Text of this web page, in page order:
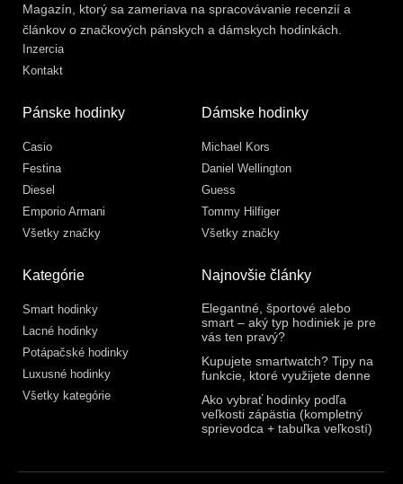
Magazín, ktorý sa zameriava na spracovávanie recenzií a
článkov o značkových pánskych a dámskych hodinkách.
Inzercia
Kontakt
Pánske hodinky
Casio
Festina
Diesel
Emporio Armani
Všetky značky
Dámske hodinky
Michael Kors
Daniel Wellington
Guess
Tommy Hilfiger
Všetky značky
Kategórie
Smart hodinky
Lacné hodinky
Potápačské hodinky
Luxusné hodinky
Všetky kategórie
Najnovšie články
Elegantné, športové alebo
smart – aký typ hodiniek je pre
vás ten pravý?
Kupujete smartwatch? Tipy na
funkcie, ktoré využijete denne
Ako vybrať hodinky podľa
veľkosti zápästia (kompletný
sprievodca + tabuľka veľkostí)